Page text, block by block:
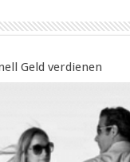
Geld verdienen